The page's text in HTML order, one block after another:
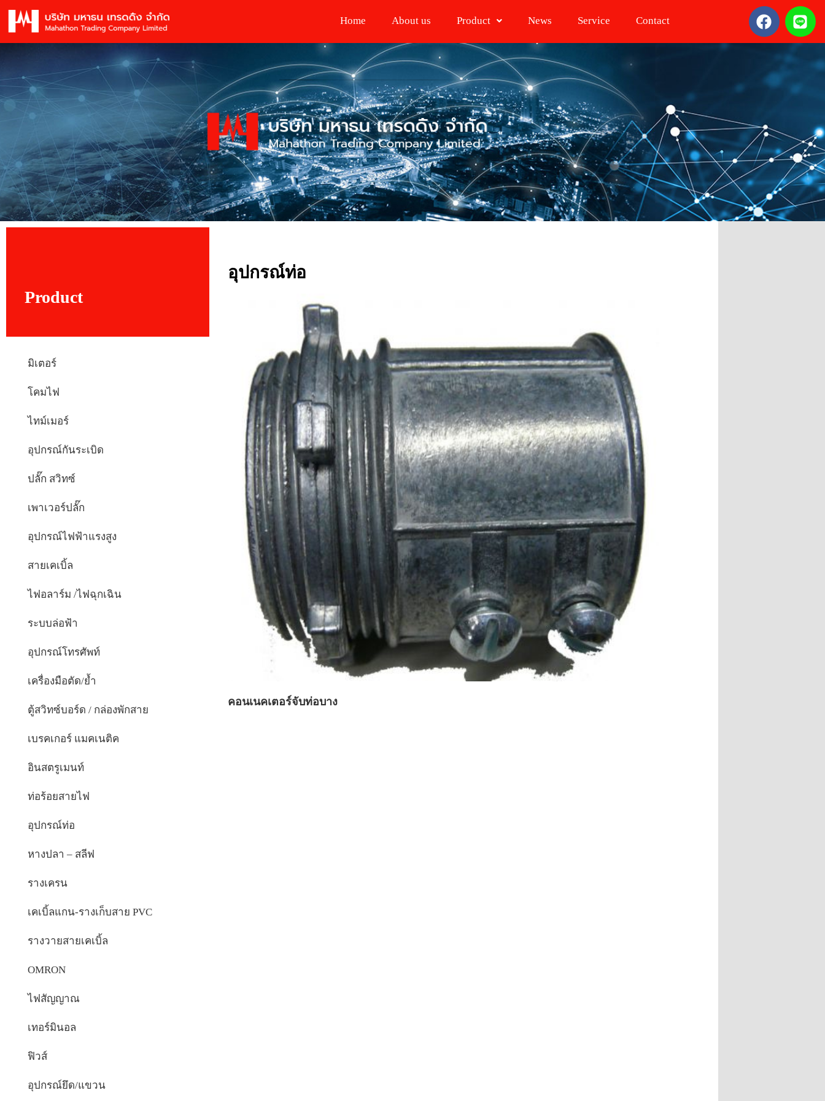
Home About us Product News Service Contact
Product
มิเตอร์
โคมไฟ
ไทม์เมอร์
อุปกรณ์กันระเบิด
ปลั๊ก สวิทซ์
เพาเวอร์ปลั๊ก
อุปกรณ์ไฟฟ้าแรงสูง
สายเคเบิ้ล
ไฟอลาร์ม /ไฟฉุกเฉิน
ระบบล่อฟ้า
อุปกรณ์โทรศัพท์
เครื่องมือตัด/ย้ำ
ตู้สวิทซ์บอร์ด / กล่องพักสาย
เบรคเกอร์ แมคเนติค
อินสตรูเมนท์
ท่อร้อยสายไฟ
อุปกรณ์ท่อ
หางปลา – สลีฟ
รางเครน
เคเบิ้ลแกน-รางเก็บสาย PVC
รางวายสายเคเบิ้ล
OMRON
ไฟสัญญาณ
เทอร์มินอล
ฟิวส์
อุปกรณ์ยึด/แขวน
อุปกรณ์ท่อ
คอนเนคเตอร์จับท่อบาง